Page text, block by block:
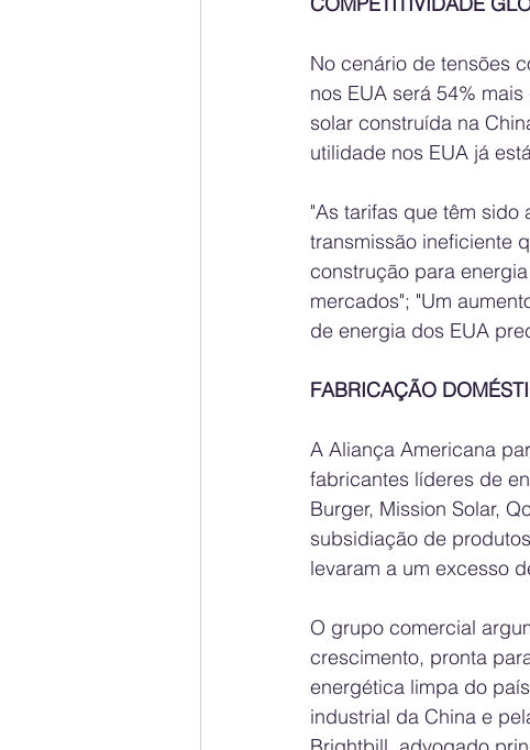
No cenário de tensões
nos EUA será 54%
solar construída na
utilidade nos EUA já
"As tarifas que têm
transmissão ineficiente
construção para
mercados"; "Um
de energia dos EUA
FABRICAÇÃO
A Aliança Americana
fabricantes líderes de
Burger, Mission Solar,
subsidiação de
levaram a um excesso
O grupo comercial
crescimento, pronta
energética limpa do
industrial da China e